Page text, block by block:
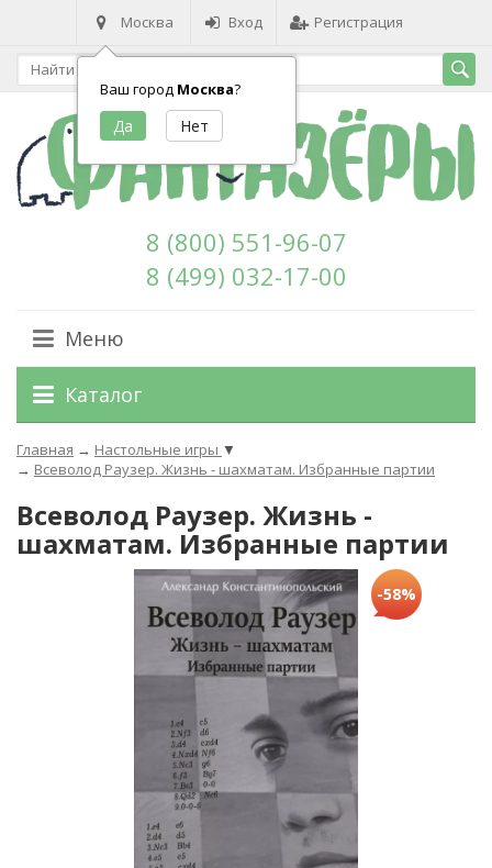
Москва
Ваш город Москва?
Вход Регистрация
8 (800) 551-96-07
8 (499) 032-17-00
Меню
Каталог
Главная → Настольные игры ▼
→ Всеволод Раузер. Жизнь - шахматам. Избранные партии
Всеволод Раузер. Жизнь -
шахматам. Избранные партии
-58%